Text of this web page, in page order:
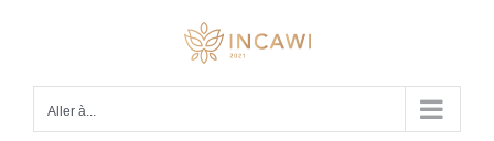
Aller à...